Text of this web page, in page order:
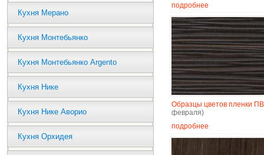
Кухня Мерано
Кухня Монтебьянко
Кухня Монтебьянко Argento
Кухня Нике
Кухня Нике Аворио
Кухня Орхидея
подробнее
Образцы цветов пленки
февраля)
подробнее